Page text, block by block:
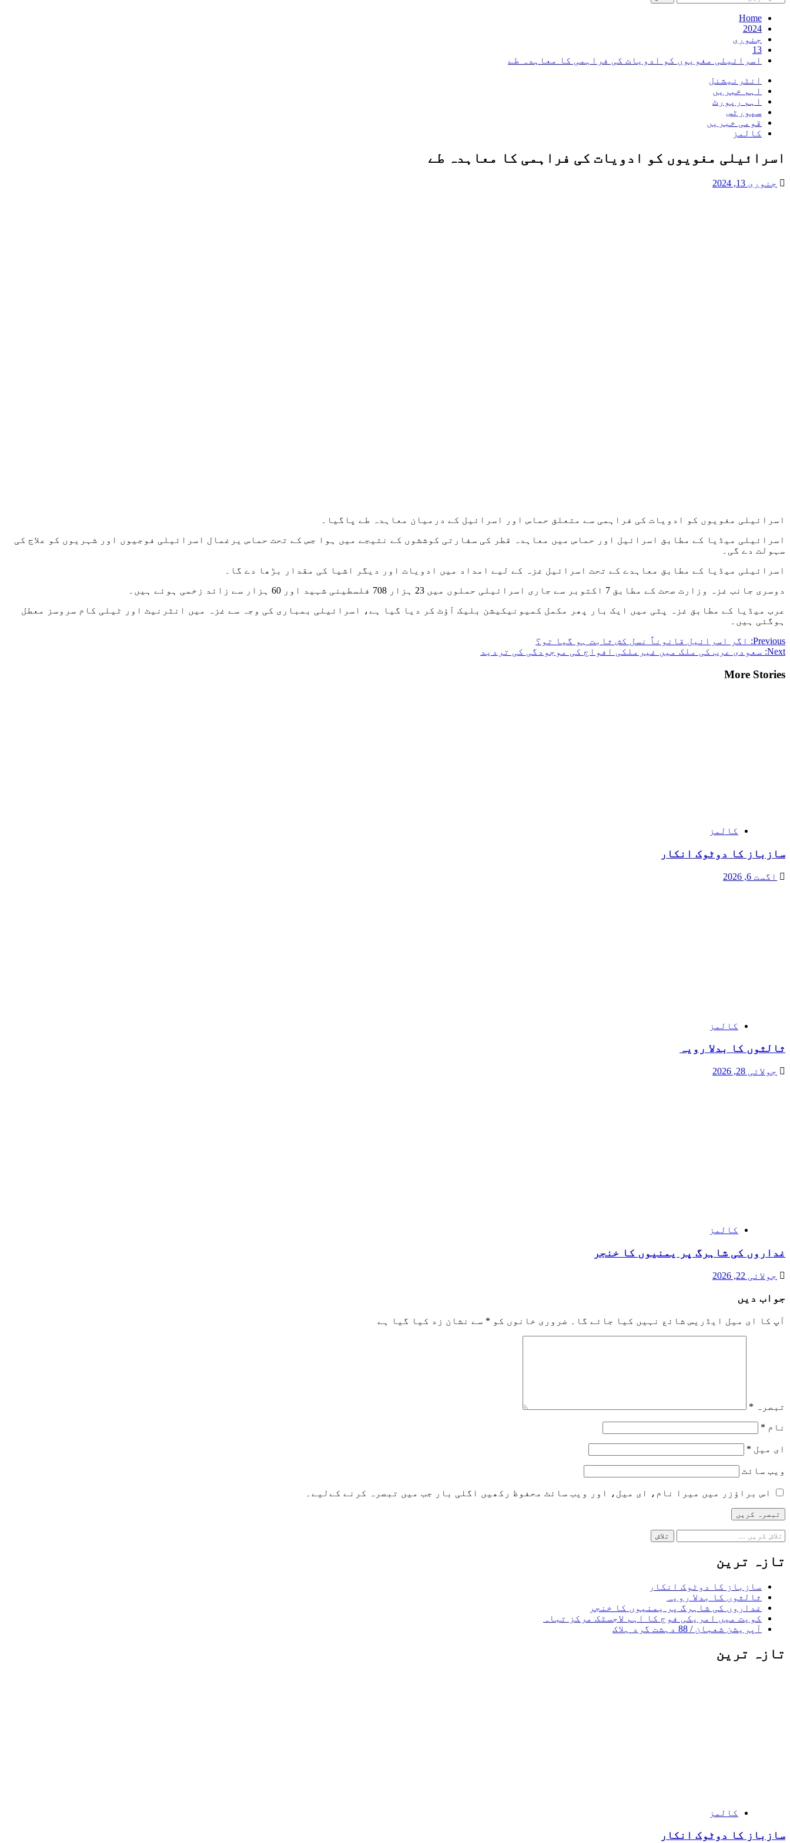
کریں
برائے:Home
2024
جنوری
13
اسرائیلی مغویوں کو ادویات کی فراہمی کا معاہدہ طے
انٹرنیشنل
اہم خبریں
اہم رپورٹ
سپورٹس
قومی خبریں
کالمز
اسرائیلی مغویوں کو ادویات کی فراہمی کا معاہدہ طے
جنوری 13, 2024
اسرائیلی مغویوں کو ادویات کی فراہمی سے متعلق حماس اور اسرائیل کے درمیان معاہدہ طے پاگیا۔
اسرائیلی میڈیا کے مطابق اسرائیل اور حماس میں معاہدہ قطر کی سفارتی کوششوں کے نتیجے میں ہوا جس کے تحت حماس یرغمال اسرائیلی فوجیوں اور شہریوں کو علاج کی
سہولت دے گی۔
اسرائیلی میڈیا کے مطابق معاہدے کے تحت اسرائیل غزہ کے لیے امداد میں ادویات اور دیگر اشیا کی مقدار بڑھا دے گا۔
دوسری جانب غزہ وزارت صحت کے مطابق 7 اکتوبر سے جاری اسرائیلی حملوں میں 23 ہزار 708 فلسطینی شہید اور 60 ہزار سے زائد زخمی ہوئے ہیں۔
عرب میڈیا کے مطابق غزہ پٹی میں ایک بار پھر مکمل کمیونیکیشن بلیک آؤٹ کر دیا گیا ہے، اسرائیلی بمباری کی وجہ سے غزہ میں انٹرنیٹ اور ٹیلی کام سروسز معطل
ہوگئی ہیں۔
Post
navigation
Previous:
اگر اسرائیل قانوناً نسل کش ثابت ہو گیا تو؟
Next: سعودی عرب کی ملک میں غیرملکی افواج کی موجودگی کی تردید
More Stories
کالمز
سازباز کا دوٹوک انکار
اگست 6, 2026
کالمز
ثالثوں کا بدلا رویہ
جولائی 28, 2026
کالمز
غداروں کی شاہرگ پر یمنیوں کا خنجر
جولائی 22, 2026
جواب دیں
آپ کا ای میل ایڈریس شائع نہیں کیا جائے گا۔ ضروری خانوں کو * سے نشان زد کیا گیا ہے
تبصرہ *
نام *
ای میل *
ویب‌ سائٹ
اس براؤزر میں میرا نام، ای میل، اور ویب سائٹ محفوظ رکھیں اگلی بار جب میں تبصرہ کرنے کےلیے۔
تلاش
کریں
برائے:
تازہ ترین
سازباز کا دوٹوک انکار
ثالثوں کا بدلا رویہ
غداروں کی شاہرگ پر یمنیوں کا خنجر
کویت میں امریکی فوج کا اہم لاجسٹک مرکز تباہ
آپریشن شعبان / 88 دہشت گرد ہلاک
تازہ ترین
کالمز
سازباز کا دوٹوک انکار